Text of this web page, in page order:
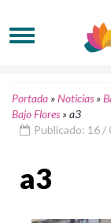
Portada »Noticias »
Bajo Flores »a3
Publicado: 16 /
a3